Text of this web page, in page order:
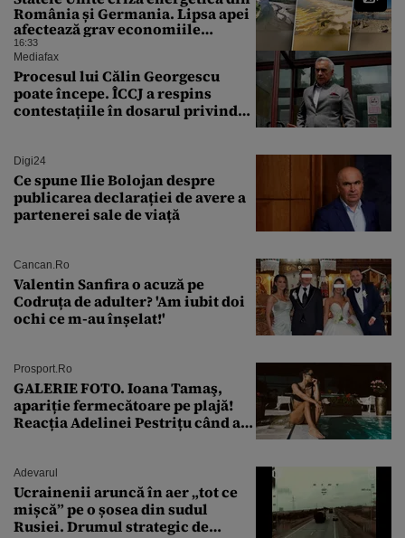
România și Germania. Lipsa apei
afectează grav economiile
Europei
16:33
Mediafax
Procesul lui Călin Georgescu
poate începe. ÎCCJ a respins
contestațiile în dosarul privind
Digi24
Ce spune Ilie Bolojan despre
publicarea declarației de avere a
partenerei sale de viață
Cancan.ro
Valentin Sanfira o acuză pe
Codruța de adulter? 'Am iubit doi
ochi ce m-au înșelat!'
Prosport.ro
GALERIE FOTO. Ioana Tamaş,
apariție fermecătoare pe plajă!
Reacția Adelinei Pestrițu când a
Adevarul
Ucrainenii aruncă în aer „tot ce
mișcă” pe o șosea din sudul
Rusiei. Drumul strategic de